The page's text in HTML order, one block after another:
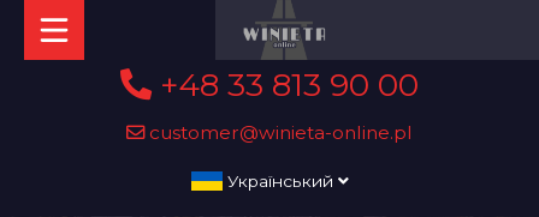
+48 33 813 90 00
customer@winieta-online.pl
Український